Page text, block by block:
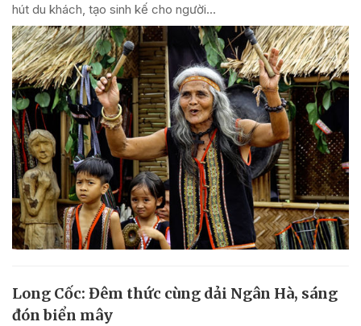
hút du khách, tạo sinh kế cho người...
Long Cốc: Đêm thức cùng dải Ngân Hà, sáng
đón biển mây